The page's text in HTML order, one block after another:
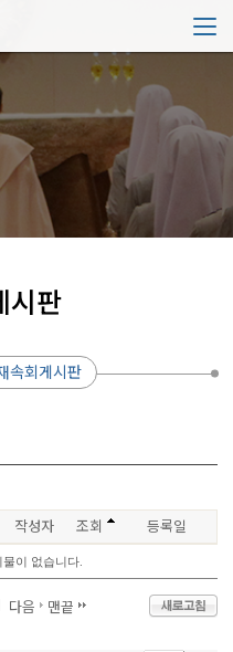
시판
속회게시판
작성자 조회 등록일
이 없습니다.
다음 맨끝